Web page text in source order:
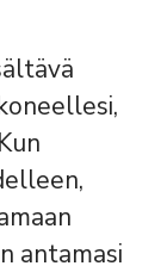
antamasi